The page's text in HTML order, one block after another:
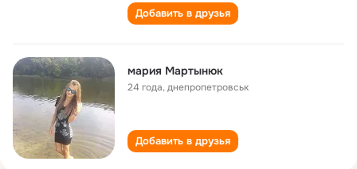
Добавить в друзья
мария Мартынюк
24 года,днепропетровськ
Добавить в друзья